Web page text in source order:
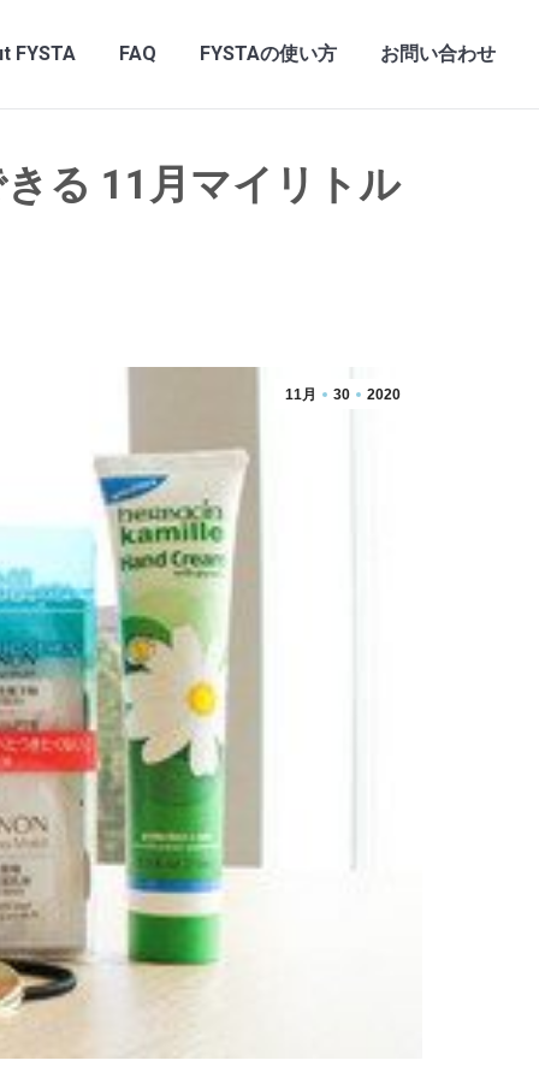
FYSTA FAQ FYSTAの使い方 お問い合わせ
る 11月マイリトル
11月 30 2020